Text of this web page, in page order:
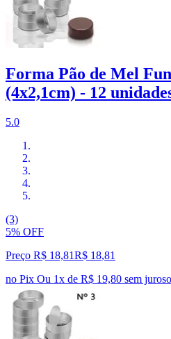
Forma Pão de Mel
(4x2,1cm) - 12
5.0
(3)
5% OFF
Preço R$ 18,81R$ 18,81
no Pix Ou 1x de R$ 19,80 sem juros